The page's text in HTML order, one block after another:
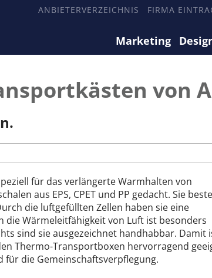
ANBIETERVERZEICHNIS FIRMA
Marketing
von
für das verlängerte Warmhalten von
aus EPS, CPET und PP gedacht. Sie
die luftgefüllten Zellen haben sie eine
Wärmeleitfähigkeit von Luft ist besonders
sind sie ausgezeichnet handhabbar. Damit
Thermo-Transportboxen hervorragend
für die Gemeinschaftsverpflegung.